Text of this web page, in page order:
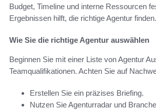
Budget, Timeline und interne Ressourcen
Ergebnissen hilft, die richtige Agentur finden.
Wie Sie die richtige Agentur auswählen
Beginnen Sie mit einer Liste von Agentur
Teamqualifikationen. Achten Sie auf
Erstellen Sie ein präzises Briefing.
Nutzen Sie Agenturradar und